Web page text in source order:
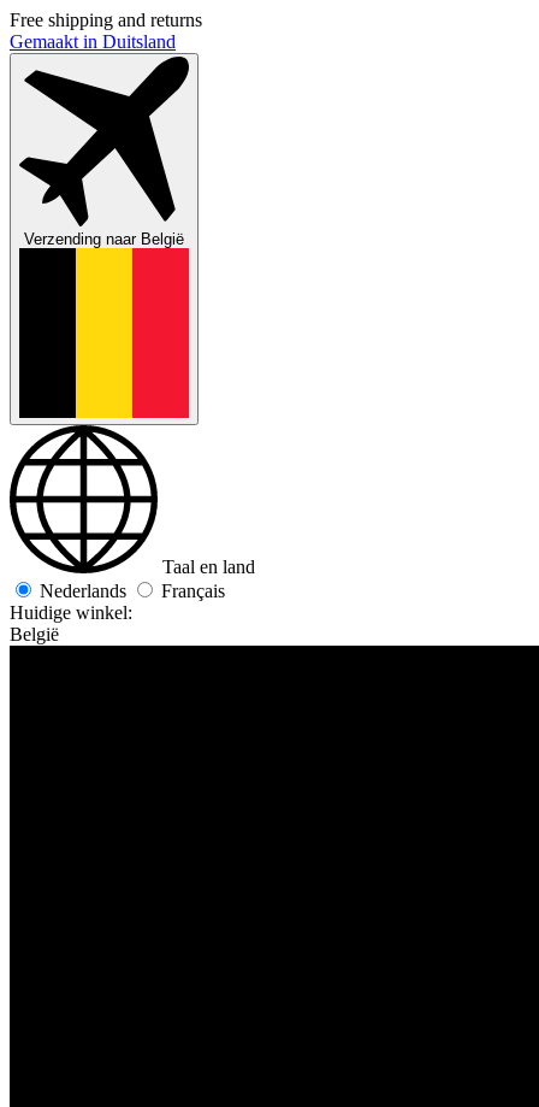
Free shipping and returns
Gemaakt in Duitsland
Verzending naarBelgië
Taal en land
Nederlands
Français
Huidige winkel:
België